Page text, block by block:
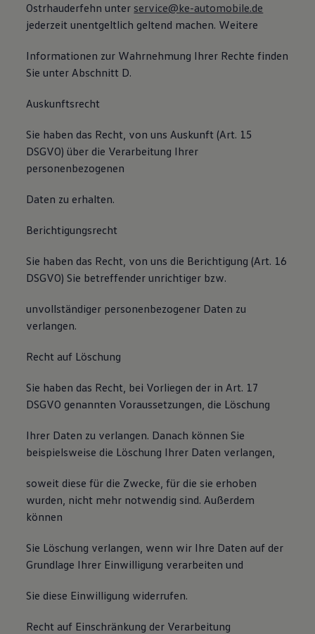
Ostrhauderfehn unter service@ke-automobile.de
jederzeit unentgeltlich geltend machen. Weitere
Informationen zur Wahrnehmung Ihrer Rechte finden
Sie unter Abschnitt D.
Auskunftsrecht
Sie haben das Recht, von uns Auskunft (Art. 15
DSGVO) über die Verarbeitung Ihrer
personenbezogenen
Daten zu erhalten.
Berichtigungsrecht
Sie haben das Recht, von uns die Berichtigung (Art. 16
DSGVO) Sie betreffender unrichtiger bzw.
unvollständiger personenbezogener Daten zu
verlangen.
Recht auf Löschung
Sie haben das Recht, bei Vorliegen der in Art. 17
DSGVO genannten Voraussetzungen, die Löschung
Ihrer Daten zu verlangen. Danach können Sie
beispielsweise die Löschung Ihrer Daten verlangen,
soweit diese für die Zwecke, für die sie erhoben
wurden, nicht mehr notwendig sind. Außerdem
können
Sie Löschung verlangen, wenn wir Ihre Daten auf der
Grundlage Ihrer Einwilligung verarbeiten und
Sie diese Einwilligung widerrufen.
Recht auf Einschränkung der Verarbeitung